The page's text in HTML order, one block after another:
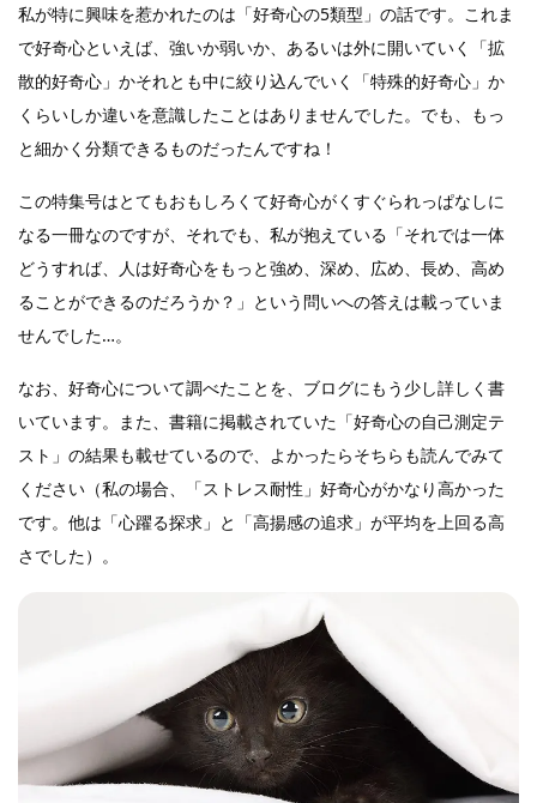
私が特に興味を惹かれたのは「好奇心の5類型」の話です。これま
で好奇心といえば、強いか弱いか、あるいは外に開いていく「拡
散的好奇心」かそれとも中に絞り込んでいく「特殊的好奇心」か
くらいしか違いを意識したことはありませんでした。でも、もっ
と細かく分類できるものだったんですね！
この特集号はとてもおもしろくて好奇心がくすぐられっぱなしに
なる一冊なのですが、それでも、私が抱えている「それでは一体
どうすれば、人は好奇心をもっと強め、深め、広め、長め、高め
ることができるのだろうか？」という問いへの答えは載っていま
せんでした…。
なお、好奇心について調べたことを、ブログにもう少し詳しく書
いています。また、書籍に掲載されていた「好奇心の自己測定テ
スト」の結果も載せているので、よかったらそちらも読んでみて
ください（私の場合、「ストレス耐性」好奇心がかなり高かった
です。他は「心躍る探求」と「高揚感の追求」が平均を上回る高
さでした）。